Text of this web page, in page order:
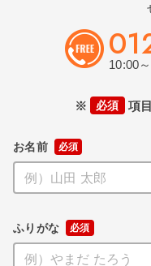
10:00
※ 必須 項
お名前
ふりがな